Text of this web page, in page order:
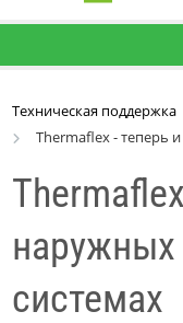
Техническая поддержка
Thermaflex - теперь
системах